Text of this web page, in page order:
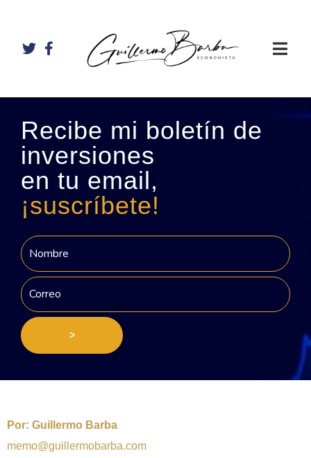
Recibe mi boletín de
inversiones
en tu email,
¡suscríbete!
>
Por: Guillermo Barba
memo@guillermobarba.com